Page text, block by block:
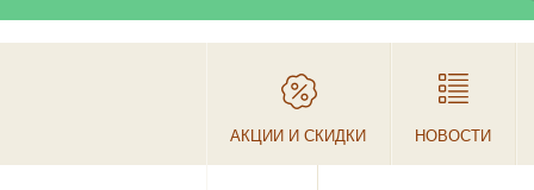
АКЦИИ И СКИДКИ НОВОСТИ